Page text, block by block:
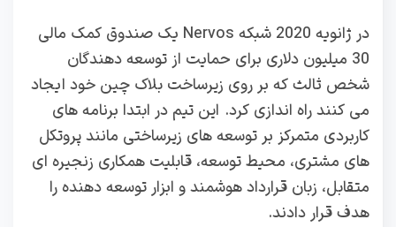
در ژانویه 2020 شبکه Nervos یک صندوق کمک مالی
30 میلیون دلاری برای حمایت از توسعه دهندگان
شخص ثالث که بر روی زیرساخت بلاک چین خود ایجاد
می کنند راه اندازی کرد. این تیم در ابتدا برنامه‌ های
کاربردی متمرکز بر توسعه‌ های زیرساختی مانند پروتکل‌
های مشتری، محیط توسعه، قابلیت همکاری زنجیره‌ ای
متقابل، زبان قرارداد هوشمند و ابزار توسعه‌ دهنده را
هدف قرار دادند.